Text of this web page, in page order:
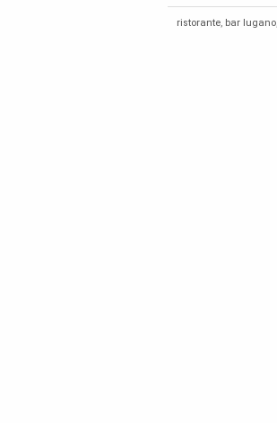
ristorante bar lugano